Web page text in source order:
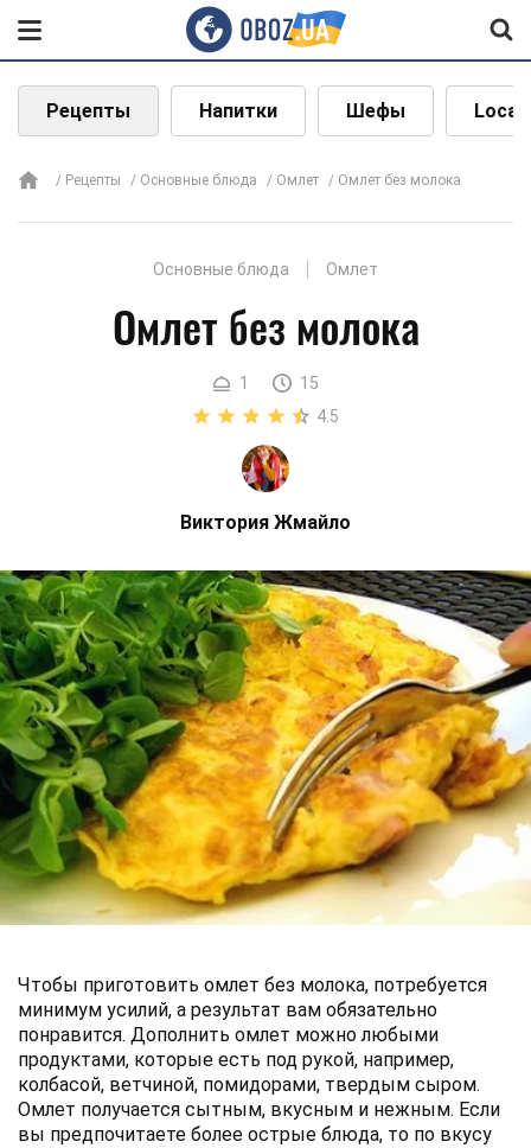
Рецепты Напитки Шефы Local
Рецепты Основные блюда Омлет Омлет без молока
Основные блюда Омлет
Омлет без молока
1
15
4.5
Виктория Жмайло
Чтобы приготовить омлет без молока, потребуется
минимум усилий, а результат вам обязательно
понравится. Дополнить омлет можно любыми
продуктами, которые есть под рукой, например,
колбасой, ветчиной, помидорами, твердым сыром.
Омлет получается сытным, вкусным и нежным. Если
вы предпочитаете более острые блюда, то по вкусу